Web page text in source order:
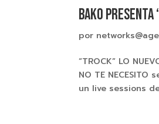
BAKO PRESENTA
por
“TROCK” LO
NO TE
un live sessions